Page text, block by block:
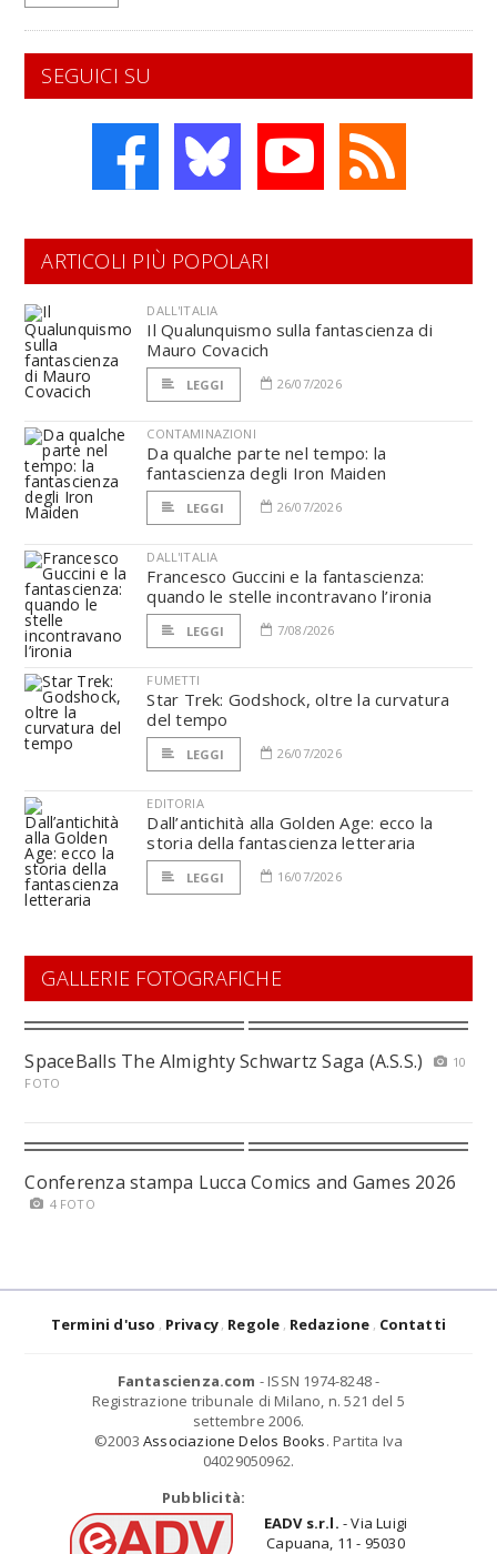
SEGUICI SU
ARTICOLI PIÙ POPOLARI
DALL'ITALIA
Il Qualunquismo sulla fantascienza di
Mauro Covacich
LEGGI 26/07/2026
CONTAMINAZIONI
Da qualche parte nel tempo: la
fantascienza degli Iron Maiden
LEGGI 26/07/2026
DALL'ITALIA
Francesco Guccini e la fantascienza:
quando le stelle incontravano l’ironia
LEGGI 7/08/2026
FUMETTI
Star Trek: Godshock, oltre la curvatura
del tempo
LEGGI 26/07/2026
EDITORIA
Dall’antichità alla Golden Age: ecco la
storia della fantascienza letteraria
LEGGI 16/07/2026
GALLERIE FOTOGRAFICHE
SpaceBalls The Almighty Schwartz Saga (A.S.S.)
10
FOTO
Conferenza stampa Lucca Comics and Games 2026
4 FOTO
Termini d'uso Privacy Regole Redazione Contatti
Fantascienza.com - ISSN 1974-8248 -
Registrazione tribunale di Milano, n. 521 del 5
settembre 2006.
©2003 Associazione Delos Books. Partita Iva
04029050962.
Pubblicità:
EADV s.r.l. - Via Luigi
Capuana, 11 - 95030